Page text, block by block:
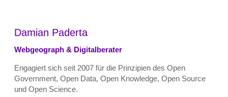
Damian Paderta
Webgeograph & Digitalberater
Engagiert sich seit 2007 für die Prinzipien des Open
Government, Open Data, Open Knowledge, Open Source
und Open Science.